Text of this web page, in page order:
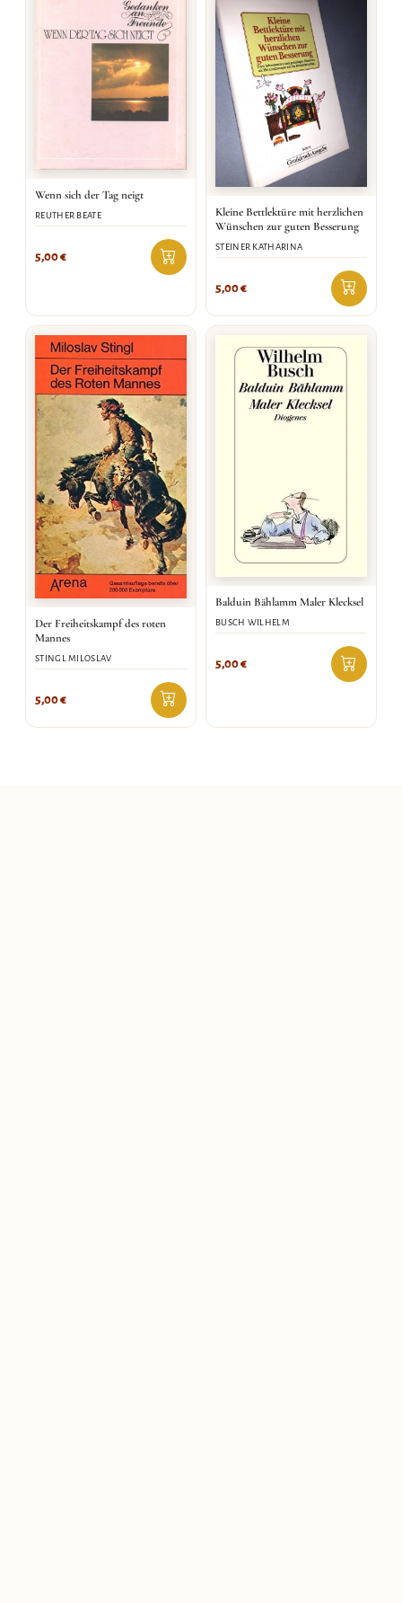
Wenn sich der Tag neigt
REUTHER BEATE
5,00€
Kleine Bettlektüre mit herzlichen
Wünschen zur guten Besserung
STEINER KATHARINA
5,00€
Der Freiheitskampf des roten
Mannes
STINGL MILOSLAV
5,00€
Balduin Bählamm Maler Klecksel
BUSCH WILHELM
5,00€